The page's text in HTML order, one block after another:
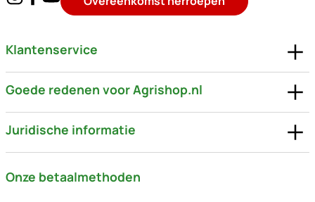
Klantenservice
Goede redenen voor Agrishop.nl
Juridische informatie
Onze betaalmethoden